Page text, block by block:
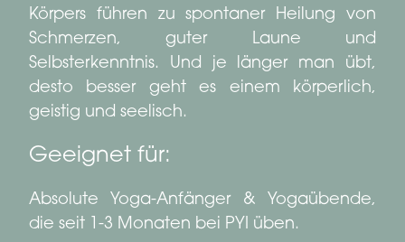
Körpers führen zu spontaner Heilung von
Schmerzen, guter Laune und
Selbsterkenntnis. Und je länger man übt,
desto besser geht es einem körperlich,
geistig und seelisch.
Geeignet für:
Absolute Yoga-Anfänger & Yogaübende,
die seit 1-3 Monaten bei PYI üben.